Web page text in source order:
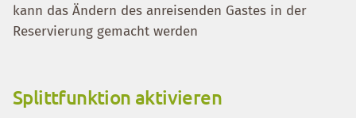
kann das Ändern des anreisenden Gastes in der
Reservierung gemacht werden
Splittfunktion aktivieren